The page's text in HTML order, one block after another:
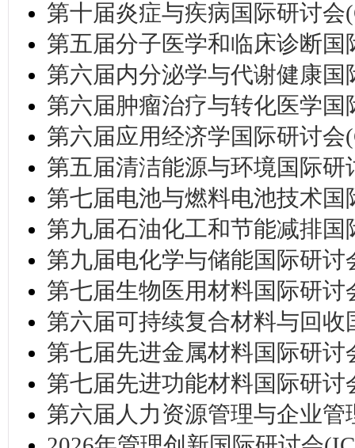
第十届炎症与疾病国际研讨会
第五届分子医学和临床诊断国
第六届内分泌学与代谢健康国
第六届肿瘤治疗与转化医学国
第六届应用经济学国际研讨会
第五届清洁能源与环境国际研
第七届电池与燃料电池技术国
第九届石油化工和节能减排国
第九届电化学与储能国际研讨
第七届生物医用材料国际研讨
第六届可持续复合材料与回收
第七届先进金属材料国际研讨
第七届先进功能材料国际研讨
第六届人力资源管理与企业管